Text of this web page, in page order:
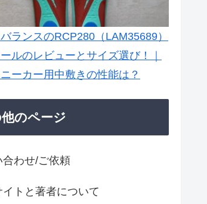
ランスのRCP280（LAM35689）
ルのレビューとサイズ選び！｜
ーカー用中敷きの性能は？
のページ
合わせ/ご依頼
イトと著者について